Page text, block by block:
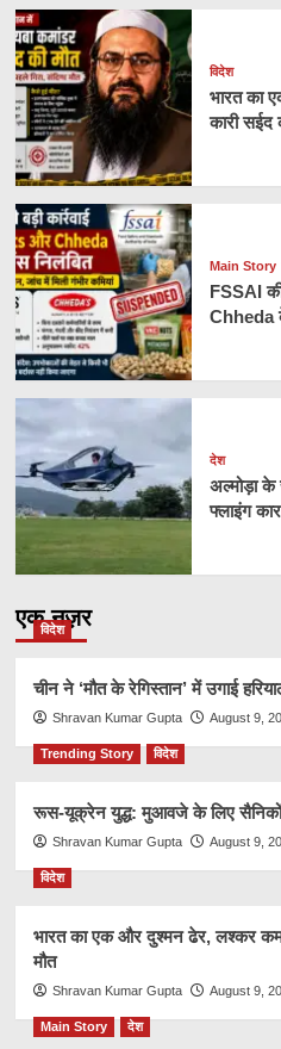
विदेश
भारत का
कारी सईद
Main Story
FSSAI
Chheda
देश
अल्मोड़ा के
फ्लाइंग
एक नज़र
विदेश
चीन ने ‘मौत के रेगिस्तान’ में उगाई
Shravan Kumar Gupta August 9,
Trending Story विदेश
रूस-यूक्रेन युद्ध: मुआवजे के लिए सैनिकों
Shravan Kumar Gupta August 9,
विदेश
भारत का एक और दुश्मन ढेर, लश्कर
मौत
Shravan Kumar Gupta August 9,
Main Story देश